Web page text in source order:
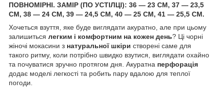
ПОВНОМІРНІ. ЗАМІР (ПО УСТІЛЦІ): 36 — 23 СМ, 37 — 23,5
СМ, 38 — 24 СМ, 39 — 24,5 СМ, 40 — 25 СМ, 41 — 25,5 СМ.
Хочеться взуття, яке буде виглядати акуратно, але при цьому
залишиться легким і комфортним на кожен день? Ці чорні
жіночі мокасини з натуральної шкіри створені саме для
такого ритму, коли потрібно швидко взутися, виглядати охайно
та почуватися зручно протягом дня. Акуратна перфорація
додає моделі легкості та робить пару вдалою для теплої
погоди.